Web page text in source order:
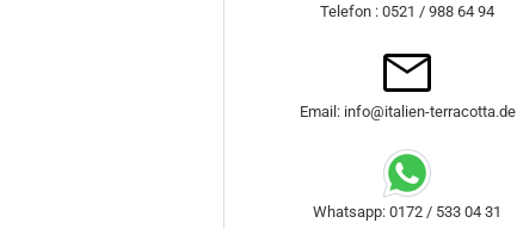
Telefon : 0521 / 988 64 94
Email: info@italien-terracotta.de
Whatsapp: 0172 / 533 04 31